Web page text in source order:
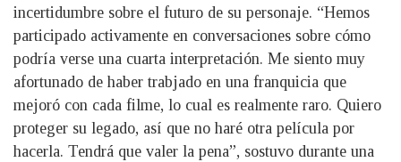
incertidumbre sobre el futuro de su personaje. “Hemos
participado activamente en conversaciones sobre cómo
podría verse una cuarta interpretación. Me siento muy
afortunado de haber trabjado en una franquicia que
mejoró con cada filme, lo cual es realmente raro. Quiero
proteger su legado, así que no haré otra película por
hacerla. Tendrá que valer la pena”, sostuvo durante una